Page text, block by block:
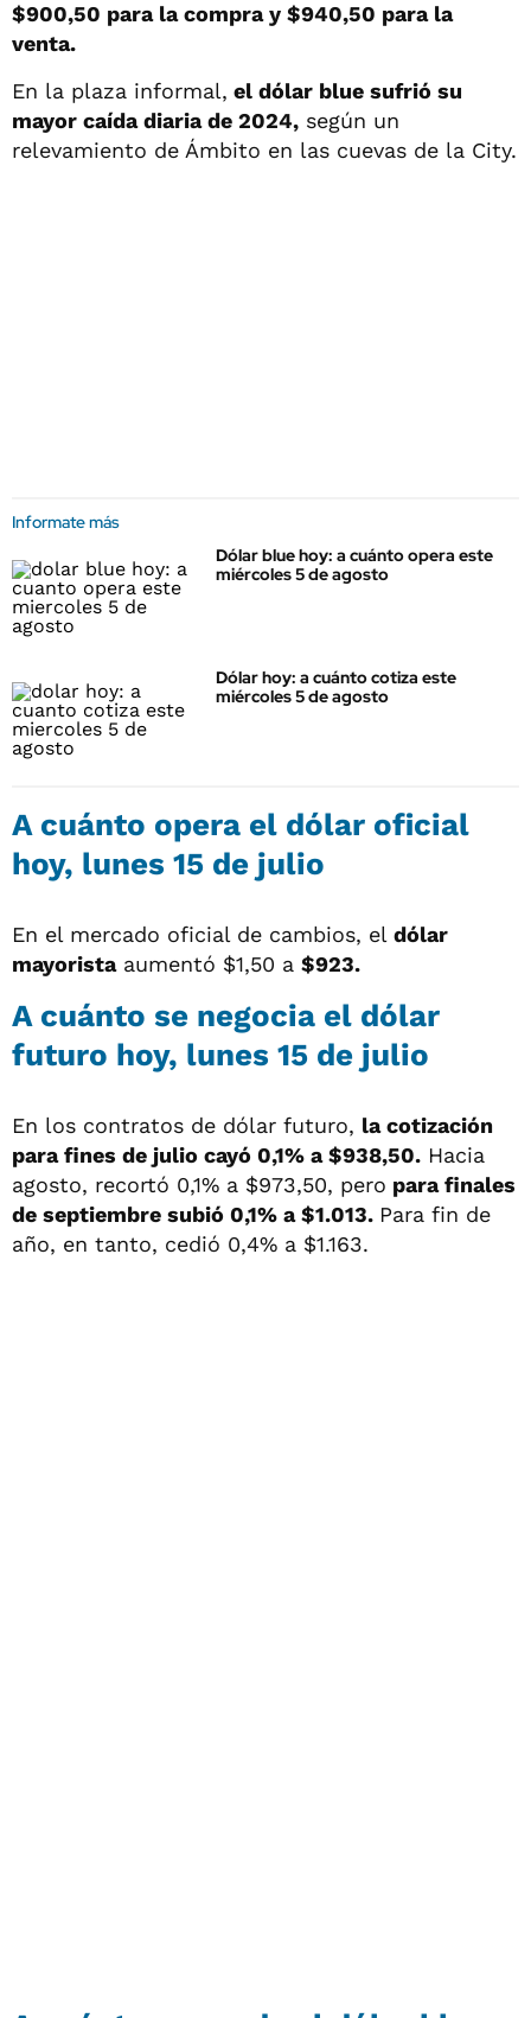
$900,50 para la compra y $940,50 para la
venta.
En la plaza informal, el dólar blue sufrió su
mayor caída diaria de 2024, según un
relevamiento de Ámbito en las cuevas de la City.
Informate más
Dólar blue hoy: a cuánto opera este
miércoles 5 de agosto
Dólar hoy: a cuánto cotiza este
miércoles 5 de agosto
A cuánto opera el dólar oficial
hoy, lunes 15 de julio
En el mercado oficial de cambios, el dólar
mayoristaaumentó $1,50 a $923.
A cuánto se negocia el dólar
futuro hoy, lunes 15 de julio
En los contratos de dólar futuro, la cotización
para fines de julio cayó 0,1% a $938,50. Hacia
agosto, recortó 0,1% a $973,50, pero para finales
de septiembre subió 0,1% a $1.013. Para fin de
año, en tanto, cedió 0,4% a $1.163.